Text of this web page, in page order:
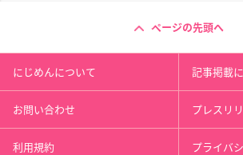
ページの先頭へ
にじめんについて 記事掲載
お問い合わせ プレスリ
利用規約 プライバ